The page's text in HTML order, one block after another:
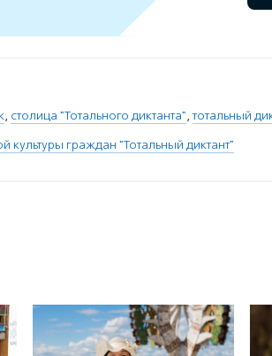
, столица "Тотального диктанта",тотальный
граждан "Тотальный диктант"